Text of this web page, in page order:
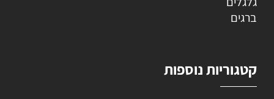
ברגים
קטגוריות נוספות